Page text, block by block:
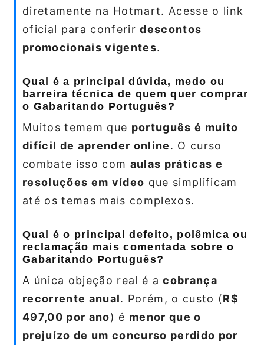
diretamente na Hotmart. Acesse o link
oficial para conferirdescontos
promocionais vigentes.
Qual é a principal dúvida, medo ou
barreira técnica de quem quer comprar
o Gabaritando Português?
Muitos temem que português é muito
difícil de aprender online. O curso
combate isso com aulas práticas e
resoluções em vídeo que simplificam
até os temas mais complexos.
Qual é o principal defeito, polêmica ou
reclamação mais comentada sobre o
Gabaritando Português?
A única objeção real é acobrança
recorrente anual. Porém, o custo (R$
497,00 por ano) é menor que o
prejuízo de um concurso perdido por